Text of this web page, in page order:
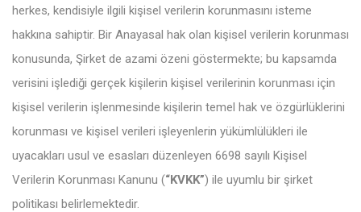
herkes, kendisiyle ilgili kişisel verilerin korunmasını isteme
hakkına sahiptir. Bir Anayasal hak olan kişisel verilerin korunması
konusunda, Şirket de azami özeni göstermekte; bu kapsamda
verisini işlediği gerçek kişilerin kişisel verilerinin korunması için
kişisel verilerin işlenmesinde kişilerin temel hak ve özgürlüklerini
korunması ve kişisel verileri işleyenlerin yükümlülükleri ile
uyacakları usul ve esasları düzenleyen 6698 sayılı Kişisel
Verilerin Korunması Kanunu (“KVKK”) ile uyumlu bir şirket
politikası belirlemektedir.